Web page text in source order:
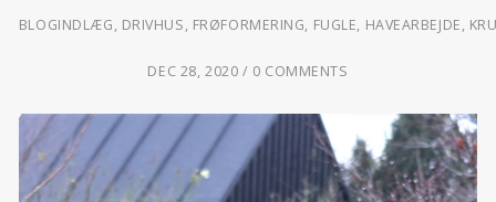
BLOGINDLÆG, DRIVHUS, FRØFORMERING, FUGLE, HAVEARBEJDE,
DEC 28, 2020 0 COMMENTS